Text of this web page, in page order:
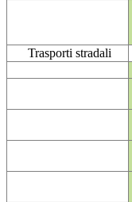
Trasporti stradali